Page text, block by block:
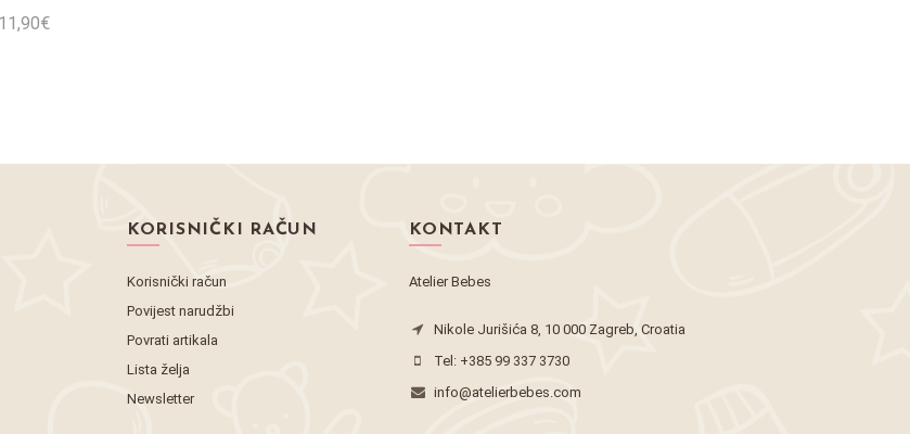
11,90€
KORISNIČKI RAČUN
Korisnički račun
Povijest narudžbi
Povrati artikala
Lista želja
Newsletter
KONTAKT
Atelier Bebes
Nikole Jurišića 8, 10 000 Zagreb, Croatia
Tel: +385 99 337 3730
info@atelierbebes.com